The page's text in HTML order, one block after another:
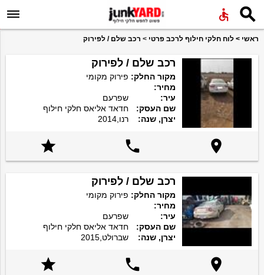
 
ראשי > לוח חלקי חילוף לרכב פרטי > רכב שלם / לפירוק
רכב שלם / לפירוק
מקור החלק: פירוק מקומי
מחיר:
עיר:
שפרעם
שם העסק:
חדאד אליאס חלקי חילוף
יצרן, שנה:
רנו,2014



רכב שלם / לפירוק
מקור החלק: פירוק מקומי
מחיר:
עיר:
שפרעם
שם העסק:
חדאד אליאס חלקי חילוף
יצרן, שנה:
שברולט,2015


